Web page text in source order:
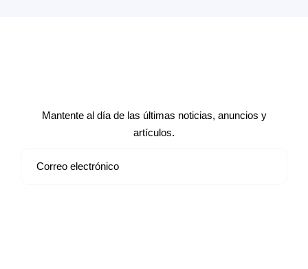
Mantente al día de las últimas noticias, anuncios y
artículos.